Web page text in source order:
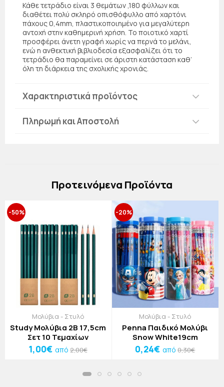
Κάθε τετράδιο είναι 3 θεμάτων ,180 φύλλων και
διαθέτει πολύ σκληρό οπισθόφυλλο από χαρτόνι
πάχους 0,4mm, πλαστικοποιημένο για μεγαλύτερη
αντοχή στην καθημερινή χρήση. Το ποιοτικό χαρτί
προσφέρει άνετη γραφή χωρίς να περνά το μελάνι,
ενώ η ανθεκτική βιβλιοδεσία εξασφαλίζει ότι το
τετράδιο θα παραμείνει σε άριστη κατάσταση καθ’
όλη τη διάρκεια της σχολικής χρονιάς.
Χαρακτηριστικά προϊόντος
Πληρωμή και Αποστολή
Πρoτεινόμενα Προϊόντα
-50%
Μολύβια - Στυλό
Study Μολύβια 2B 17,5cm
Σετ 10 Τεμαχίων
1,00€ από 2,00€
-20%
Μολύβια - Στυλό
Penna Παιδικό Μολύβι
Snow White19cm
0,24€ από0,30€